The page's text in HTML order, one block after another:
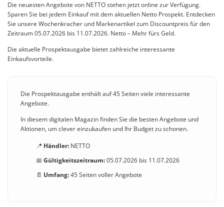
Die neuesten Angebote von NETTO stehen jetzt online zur Verfügung.
Sparen Sie bei jedem Einkauf mit dem aktuellen Netto Prospekt. Entdecken
Sie unsere Wochenkracher und Markenartikel zum Discountpreis für den
Zeitraum 05.07.2026 bis 11.07.2026. Netto – Mehr fürs Geld.
Die aktuelle Prospektausgabe bietet zahlreiche interessante
Einkaufsvorteile.
Die Prospektausgabe enthält auf 45 Seiten viele interessante
Angebote.
In diesem digitalen Magazin finden Sie die besten Angebote und
Aktionen, um clever einzukaufen und Ihr Budget zu schonen.
📍 Händler:NETTO
📅 Gültigkeitszeitraum:05.07.2026 bis 11.07.2026
📄 Umfang:45 Seiten voller Angebote